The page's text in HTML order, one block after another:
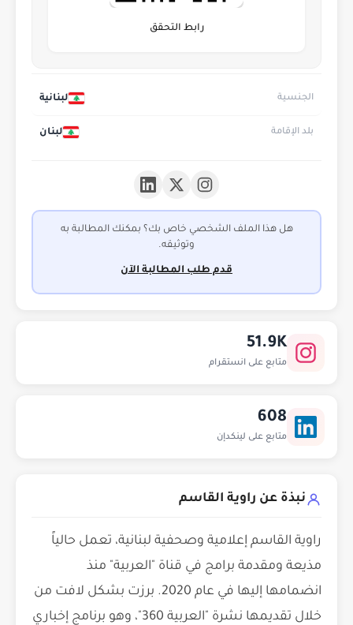
رابط التحقق
الجنسية لبنانية
بلد الإقامة لبنان
هل هذا الملف الشخصي خاص بك؟ بمكنك المطالبة به
وتوثيقه.
قدم طلب المطالبة الآن
51.9K
متابع على انستقرام
608
متابع على لينكدإن
نبذة عن راوية القاسم
راوية القاسم إعلامية وصحفية لبنانية، تعمل حالياً
مذيعة ومقدمة برامج في قناة "العربية" منذ
انضمامها إليها في عام 2020. برزت بشكل لافت من
خلال تقديمها نشرة "العربية 360"، وهو برنامج إخباري